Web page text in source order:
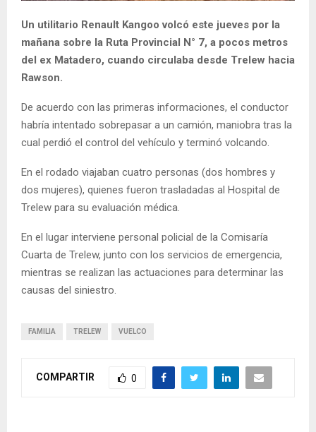
Un utilitario Renault Kangoo volcó este jueves por la
mañana sobre la Ruta Provincial N° 7, a pocos metros
del ex Matadero, cuando circulaba desde Trelew hacia
Rawson.
De acuerdo con las primeras informaciones, el conductor
habría intentado sobrepasar a un camión, maniobra tras la
cual perdió el control del vehículo y terminó volcando.
En el rodado viajaban cuatro personas (dos hombres y
dos mujeres), quienes fueron trasladadas al Hospital de
Trelew para su evaluación médica.
En el lugar interviene personal policial de la Comisaría
Cuarta de Trelew, junto con los servicios de emergencia,
mientras se realizan las actuaciones para determinar las
causas del siniestro.
FAMILIA TRELEW VUELCO
COMPARTIR 0